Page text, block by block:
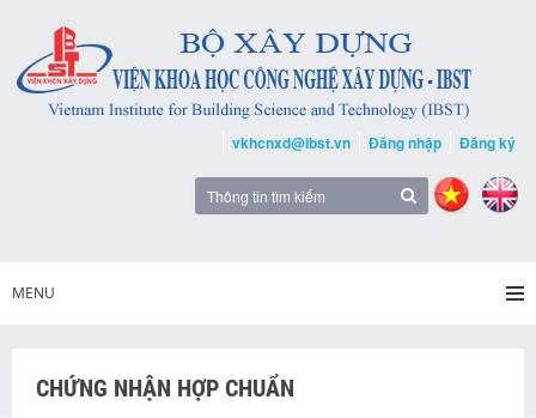
vkhcnxd@ibst.vn Đăng nhập Đăng ký
MENU
CHỨNG NHẬN HỢP CHUẨN